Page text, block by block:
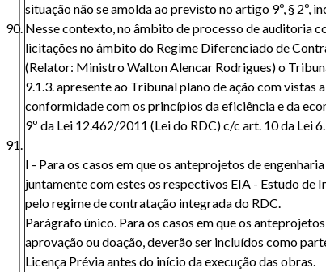
situação não se amolda ao previsto no artigo 9º, § 2º,
Nesse contexto, no âmbito de processo de auditoria
licitações no âmbito do Regime Diferenciado de
(Relator: Ministro Walton Alencar Rodrigues) o
9.1.3. apresente ao Tribunal plano de ação com
conformidade com os princípios da eficiência e da
9º da Lei 12.462/2011 (Lei do RDC) c/c art. 10 da Lei
I - Para os casos em que os anteprojetos de
juntamente com estes os respectivos EIA - Estudo
pelo regime de contratação integrada do RDC.
Parágrafo único. Para os casos em que os
aprovação ou doação, deverão ser incluídos como
Licença Prévia antes do início da execução das obras.